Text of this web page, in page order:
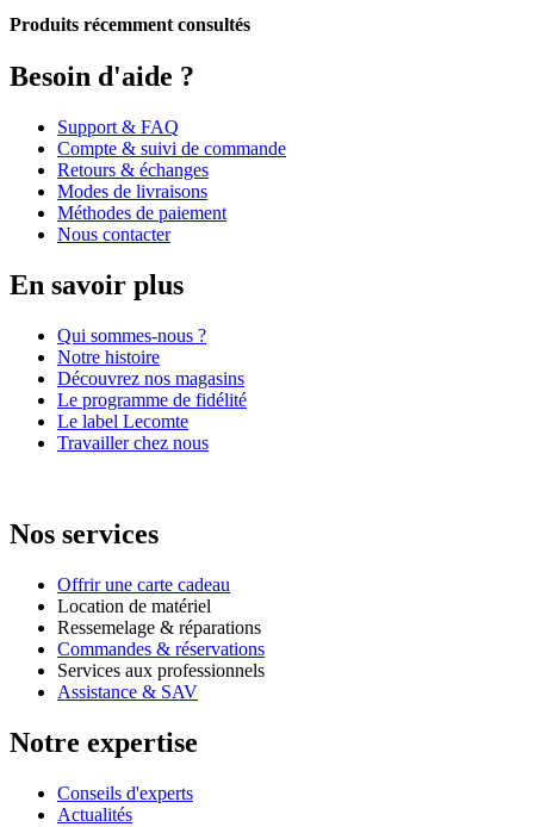
Produits récemment consultés
Besoin d'aide ?
Support & FAQ
Compte & suivi de commande
Retours & échanges
Modes de livraisons
Méthodes de paiement
Nous contacter
En savoir plus
Qui sommes-nous ?
Notre histoire
Découvrez nos magasins
Le programme de fidélité
Le label Lecomte
Travailler chez nous
Nos services
Offrir une carte cadeau
Location de matériel
Ressemelage & réparations
Commandes & réservations
Services aux professionnels
Assistance & SAV
Notre expertise
Conseils d'experts
Actualités